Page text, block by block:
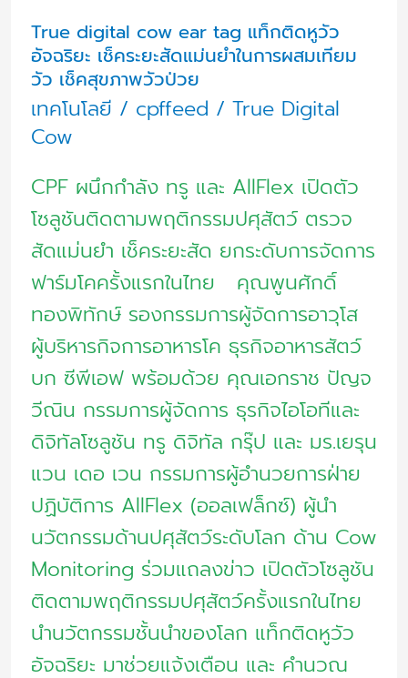
True digital cow ear tag แท็กติดหูวัว
อัจฉริยะ เช็คระยะสัดแม่นยำในการผสมเทียม
วัว เช็คสุขภาพวัวป่วย
เทคโนโลยี / cpffeed / True Digital
Cow
CPF ผนึกกำลัง ทรู และ AllFlex เปิดตัว
โซลูชันติดตามพฤติกรรมปศุสัตว์ ตรวจ
สัดแม่นยำ เช็คระยะสัด ยกระดับการจัดการ
ฟาร์มโคครั้งแรกในไทย คุณพูนศักดิ์
ทองพิทักษ์ รองกรรมการผู้จัดการอาวุโส
ผู้บริหารกิจการอาหารโค ธุรกิจอาหารสัตว์
บก ซีพีเอฟ พร้อมด้วย คุณเอกราช ปัญจ
วีณิน กรรมการผู้จัดการ ธุรกิจไอโอทีและ
ดิจิทัลโซลูชัน ทรู ดิจิทัล กรุ๊ป และ มร.เยรุน
แวน เดอ เวน กรรมการผู้อํานวยการฝ่าย
ปฏิบัติการ AllFlex (ออลเฟล็กซ์) ผู้นำ
นวัตกรรมด้านปศุสัตว์ระดับโลก ด้าน Cow
Monitoring ร่วมแถลงข่าว เปิดตัวโซลูชัน
ติดตามพฤติกรรมปศุสัตว์ครั้งแรกในไทย
นำนวัตกรรมชั้นนำของโลก แท็กติดหูวัว
อัจฉริยะ มาช่วยแจ้งเตือน และ คำนวณ
การ
ผสมเทียม
วัว
เช็ค
สุขภาพ
วัว
ป่วย